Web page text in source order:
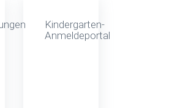
Kindergarten-
Anmeldeportal